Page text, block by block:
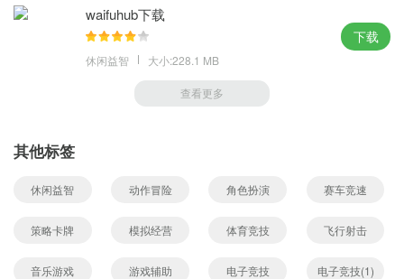
waifuhub下载
休闲益智 大小:228.1 MB
下载
查看更多
其他标签
休闲益智 动作冒险 角色扮演 赛车竞速
策略卡牌 模拟经营 体育竞技 飞行射击
音乐游戏 游戏辅助 电子竞技 电子竞技(1)